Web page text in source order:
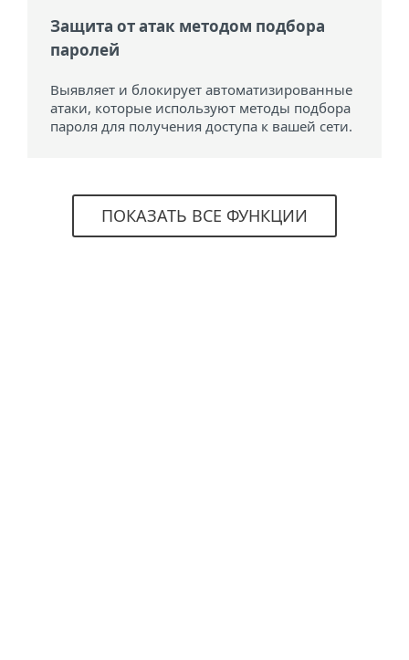
Защита от атак методом подбора
паролей
Выявляет и блокирует автоматизированные
атаки, которые используют методы подбора
пароля для получения доступа к вашей сети.
ПОКАЗАТЬ ВСЕ ФУНКЦИИ